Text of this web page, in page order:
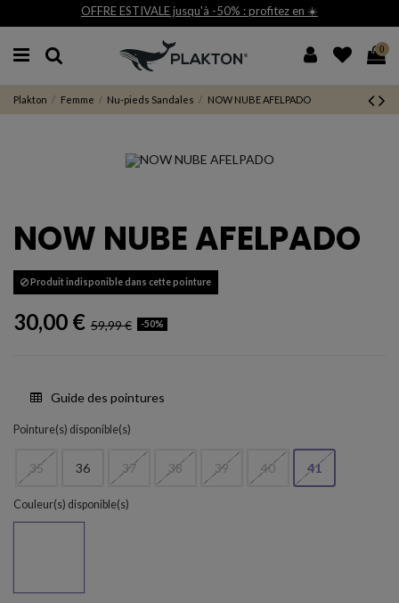
OFFRE ESTIVALE jusqu'à -50% : profitez en ☀️
0
Plakton Femme Nu-pieds Sandales NOW NUBE AFELPADO
NOW NUBE AFELPADO
Produit indisponible dans cette pointure
30,00 € 59,99 € -50%
Guide des pointures
Pointure(s) disponible(s)
35 36 37 38 39 40 41
Couleur(s) disponible(s)